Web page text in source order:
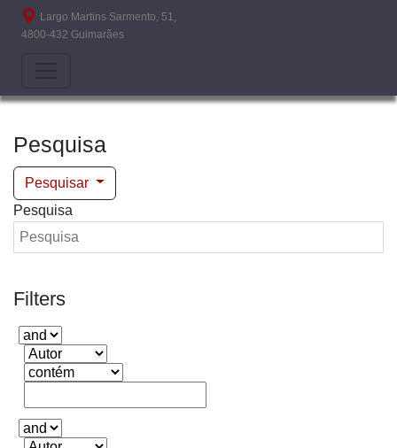
Passar para o conteúdo principal
Largo Martins Sarmento, 51,
4800-432 Guimarães
Pesquisa
Pesquisar
Pesquisa
Filters